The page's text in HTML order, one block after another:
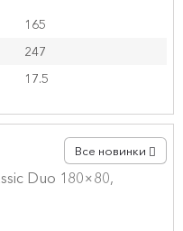
165
247
17.5
Все новинки